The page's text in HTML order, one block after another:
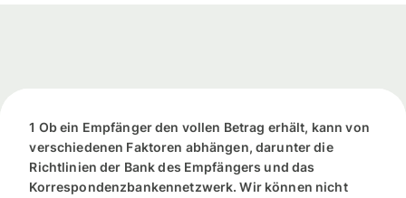
1 Ob ein Empfänger den vollen Betrag erhält, kann von
verschiedenen Faktoren abhängen, darunter die
Richtlinien der Bank des Empfängers und das
Korrespondenzbankennetzwerk. Wir können nicht